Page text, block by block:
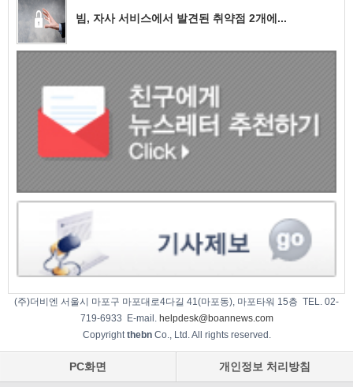
빔, 자사 서비스에서 발견된 취약점 2개에...
(주)더비엔 서울시 마포구 마포대로4다길 41(마포동), 마포타워 15층 TEL. 02-
719-6933 E-mail. helpdesk@boannews.com
CopyrightthebnCo., Ltd. All rights reserved.
PC화면 개인정보 처리방침